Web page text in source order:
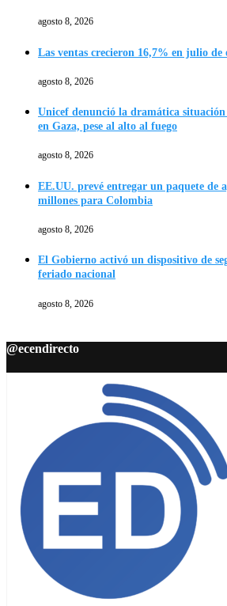
agosto 8, 2026
Las ventas crecieron 16,7% en julio de
agosto 8, 2026
Unicef denunció la dramática
en Gaza, pese al alto al fuego
agosto 8, 2026
EE.UU. prevé entregar un paquete de
millones para Colombia
agosto 8, 2026
El Gobierno activó un dispositivo de
feriado nacional
agosto 8, 2026
@ecendirecto